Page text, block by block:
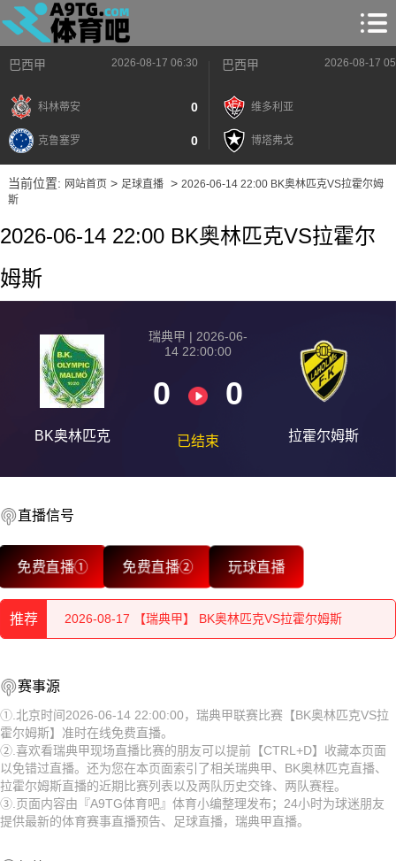
巴西甲 2026-08-17 06:30
科林蒂安 0
克鲁塞罗 0
巴西甲 2026-08-17
维多利亚
博塔弗戈
当前位置: 网站首页> 足球直播> 2026-06-14 22:00 BK奥林匹克VS拉霍尔姆
斯
2026-06-14 22:00 BK奥林匹克VS拉霍尔
姆斯
BK奥林匹克
瑞典甲 | 2026-06-
14 22:00:00
0 0
已结束 拉霍尔姆斯
直播信号
免费直播① 免费直播② 玩球直播
推荐
2026-08-17 【瑞典甲】 BK奥林匹克VS拉霍尔姆斯
2026-08-17 【瑞典甲】 BK奥林匹克VS拉霍尔姆斯
2026-08-17 【瑞典甲】 BK奥林匹克VS拉霍尔姆斯
2026-08-17 【瑞典甲】 BK奥林匹克VS拉霍尔姆斯
2026-08-17 【瑞典甲】 BK奥林匹克VS拉霍尔姆斯
2026-08-17 【瑞典甲】 BK奥林匹克VS拉霍尔姆斯
2026-08-17 【瑞典甲】 BK奥林匹克VS拉霍尔姆斯
2026-08-17 【瑞典甲】 BK奥林匹克VS拉霍尔姆斯
2026-08-17 【瑞典甲】 BK奥林匹克VS拉霍尔姆斯
2026-08-17 【瑞典甲】 BK奥林匹克VS拉霍尔姆斯
赛事源
①.北京时间2026-06-14 22:00:00，瑞典甲联赛比赛【BK奥林匹克VS拉
霍尔姆斯】准时在线免费直播。
②.喜欢看瑞典甲现场直播比赛的朋友可以提前【CTRL+D】收藏本页面
以免错过直播。还为您在本页面索引了相关瑞典甲、BK奥林匹克直播、
拉霍尔姆斯直播的近期比赛列表以及两队历史交锋、两队赛程。
③.页面内容由『A9TG体育吧』体育小编整理发布；24小时为球迷朋友
提供最新的体育赛事直播预告、足球直播，瑞典甲直播。